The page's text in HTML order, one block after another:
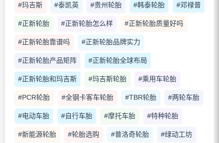
#玛吉斯 #泰凯英 #贵州轮胎 #韩泰轮胎 #邓禄普
#正新轮胎 #正新轮胎怎么样 #正新轮胎质量好吗
#正新轮胎靠谱吗 #正新轮胎品牌实力
#正新轮胎产品矩阵 #正新轮胎全球布局
#正新轮胎和玛吉斯 #玛吉斯轮胎 #乘用车轮胎
#PCR轮胎 #全钢卡客车轮胎 #TBR轮胎 #两轮车胎
#电动车胎 #自行车胎 #摩托车胎 #特种轮胎
#新能源轮胎 #轮胎选购 #普洛奇轮胎 #绿动工坊